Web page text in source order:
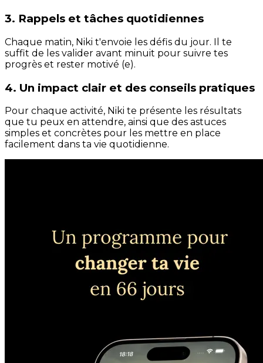
3. Rappels et tâches quotidiennes
Chaque matin, Niki t'envoie les défis du jour. Il te
suffit de les valider avant minuit pour suivre tes
progrès et rester motivé (e).
4. Un impact clair et des conseils pratiques
Pour chaque activité, Niki te présente les résultats
que tu peux en attendre, ainsi que des astuces
simples et concrètes pour les mettre en place
facilement dans ta vie quotidienne.